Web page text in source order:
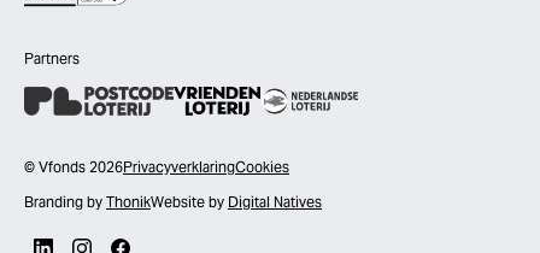
Partners
© Vfonds 2026PrivacyverklaringCookies
Branding by ThonikWebsite by Digital Natives
LinkedInInstagramFacebook